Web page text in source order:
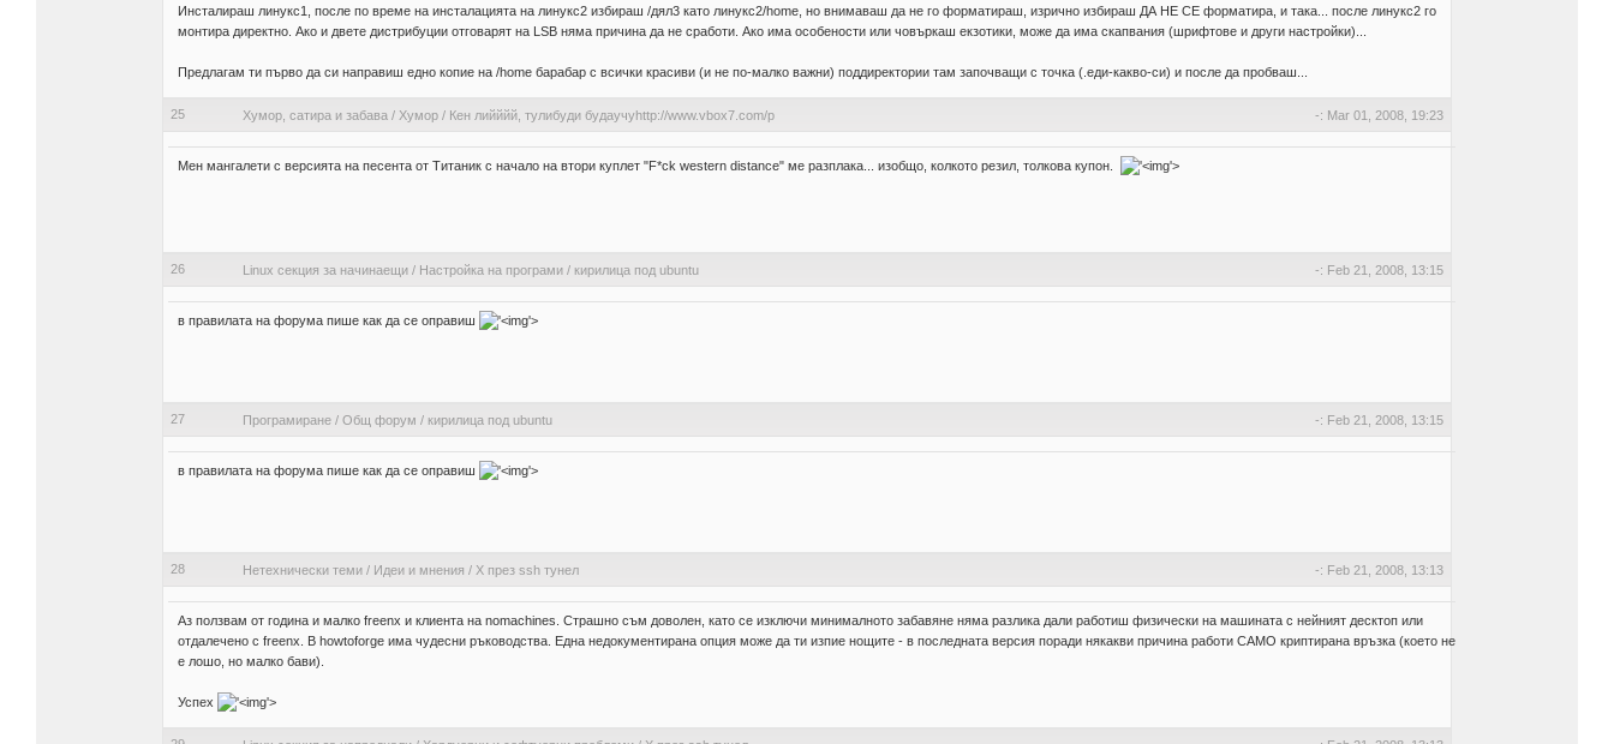
Инсталираш линукс1, после по време на инсталацията на линукс2 избираш /дял3 като линукс2/home, но внимаваш да не го форматираш, изрично избираш ДА НЕ СЕ форматира, и така... после линукс2 го
монтира директно. Ако и двете дистрибуции отговарят на LSB няма причина да не сработи. Ако има особености или човъркаш екзотики, може да има скапвания (шрифтове и други настройки)...
Предлагам ти първо да си направиш едно копие на /home барабар с всички красиви (и не по-малко важни) поддиректории там започващи с точка (.еди-какво-си) и после да пробваш...
25 Хумор, сатира и забава / Хумор / Кен лийййй, тулибуди будаучуhttp://www.vbox7.com/p -: Mar 01, 2008, 19:23
Мен мангалети с версията на песента от Титаник с начало на втори куплет "F*ck western distance" ме разплака... изобщо, колкото резил, толкова купон. '>
26 Linux секция за начинаещи / Настройка на програми / кирилица под ubuntu -: Feb 21, 2008, 13:15
в правилата на форума пише как да се оправиш '>
27 Програмиране / Общ форум / кирилица под ubuntu -: Feb 21, 2008, 13:15
в правилата на форума пише как да се оправиш '>
28 Нетехнически теми / Идеи и мнения / X през ssh тунел -: Feb 21, 2008, 13:13
Аз ползвам от година и малко freenx и клиента на nomachines. Страшно съм доволен, като се изключи минималното забавяне няма разлика дали работиш физически на машината с нейният десктоп или
отдалечено с freenx. В howtoforge има чудесни ръководства. Една недокументирана опция може да ти изпие нощите - в последната версия поради някакви причина работи САМО криптирана връзка (което не
е лошо, но малко бави).
Успех '>